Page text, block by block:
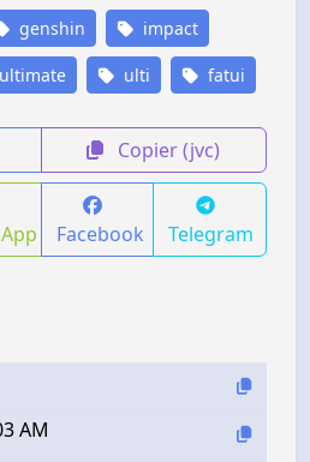
genshin impact
ultimate ulti fatui
Copier (jvc)
Facebook Telegram
AM